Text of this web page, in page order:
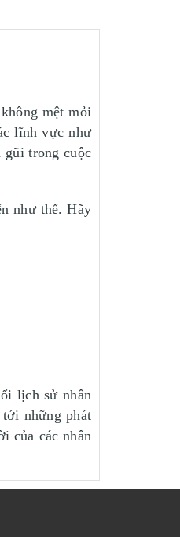
mệt mỏi
lĩnh vực như
gũi trong cuộc
như thế. Hãy
lịch sử nhân
những phát
của các nhân